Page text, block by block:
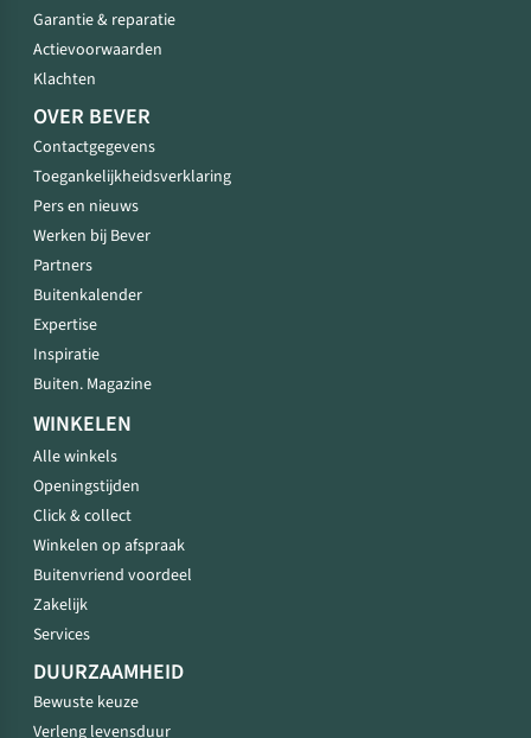
Garantie & reparatie
Actievoorwaarden
Klachten
OVER BEVER
Contactgegevens
Toegankelijkheidsverklaring
Pers en nieuws
Werken bij Bever
Partners
Buitenkalender
Expertise
Inspiratie
Buiten. Magazine
WINKELEN
Alle winkels
Openingstijden
Click & collect
Winkelen op afspraak
Buitenvriend voordeel
Zakelijk
Services
DUURZAAMHEID
Bewuste keuze
Verleng levensduur